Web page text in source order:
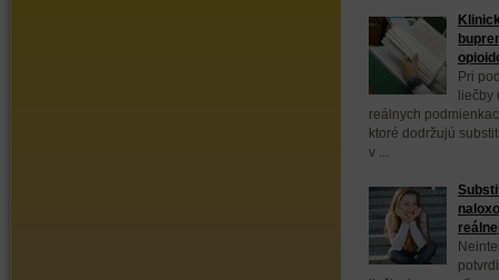
Pri
liečby
reálnych
ktoré dodržujú
v ...